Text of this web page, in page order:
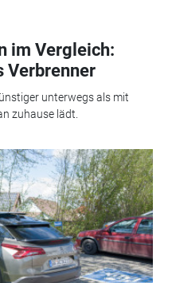
im Vergleich:
Verbrenner
unterwegs als mit
zuhause lädt.